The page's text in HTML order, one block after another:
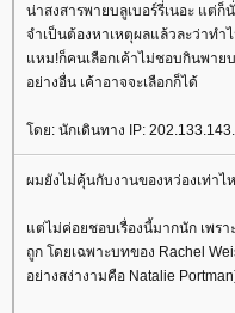
น่าสงสารพายบลูเบอร์รี่เนอะ แต่
จำเป็นต้องหาเหตุผลแล้วละว่าทำ
หม!ก็คนเลือกเค้าไม่ชอบกินพาย
อย่างอื่น เค้าอาจจะเลือกก็ได้
ดย: นักเดินทาง IP:
ผมยังไม่คุ้นกับงานของหว่องเท่าไ
ต่ไม่ค่อยชอบเรื่องนี้มากนัก เพรา
ถูก โดยเฉพาะบทของ Rachel
อย่างสง่างามคือ Natalie